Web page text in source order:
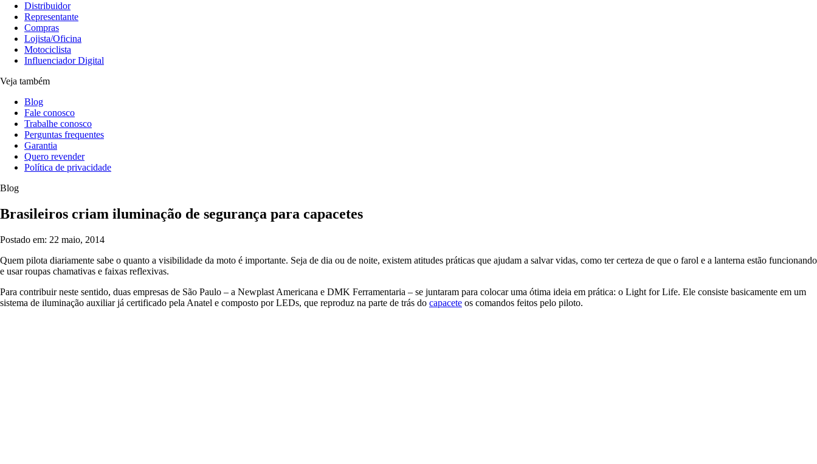
Distribuidor
Representante
Compras
Lojista/Oficina
Motociclista
Influenciador Digital
Veja também
Blog
Fale conosco
Trabalhe conosco
Perguntas frequentes
Garantia
Quero revender
Política de privacidade
Blog
Brasileiros criam iluminação de segurança para capacetes
Postado em: 22 maio, 2014
Quem pilota diariamente sabe o quanto a visibilidade da moto é importante. Seja de dia ou de noite, existem atitudes práticas que ajudam a salvar vidas, como ter certeza de que o farol e a lanterna estão funcionando
e usar roupas chamativas e faixas reflexivas.
Para contribuir neste sentido, duas empresas de São Paulo – a Newplast Americana e DMK Ferramentaria – se juntaram para colocar uma ótima ideia em prática: o Light for Life. Ele consiste basicamente em um
sistema de iluminação auxiliar já certificado pela Anatel e composto por LEDs, que reproduz na parte de trás do capacete os comandos feitos pelo piloto.